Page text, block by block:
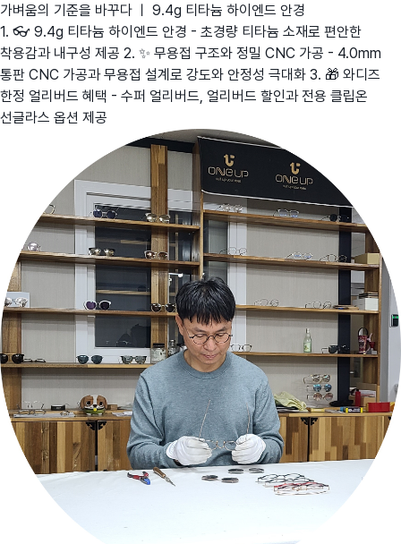
가벼움의 기준을 바꾸다 ㅣ 9.4g 티타늄 하이엔드 안경
1. 👓 9.4g 티타늄 하이엔드 안경 - 초경량 티타늄 소재로 편안한
착용감과 내구성 제공 2. ✨ 무용접 구조와 정밀 CNC 가공 - 4.0mm
통판 CNC 가공과 무용접 설계로 강도와 안정성 극대화 3. 🎁 와디즈
한정 얼리버드 혜택 - 수퍼 얼리버드, 얼리버드 할인과 전용 클립온
선글라스 옵션 제공